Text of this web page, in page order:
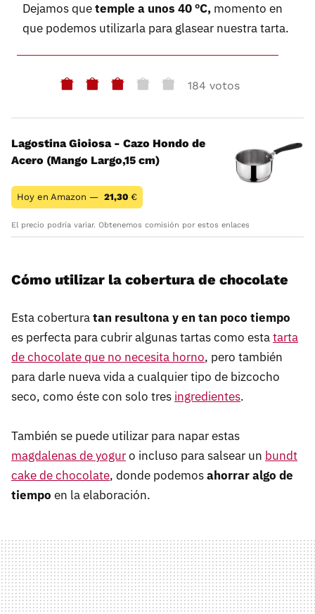
Dejamos quetemple a unos 40 ºC, momento en
que podemos utilizarla para glasear nuestra tarta.
184 votos
Lagostina Gioiosa - Cazo Hondo de
Acero (Mango Largo,15 cm)
Hoy en Amazon — 21,30 €
El precio podría variar. Obtenemos comisión por estos enlaces
Cómo utilizar la cobertura de chocolate
Esta coberturatan resultona y en tan poco tiempo
es perfecta para cubrir algunas tartas como estatarta
de chocolate que no necesita horno, pero también
para darle nueva vida a cualquier tipo de bizcocho
seco, como éste con solo tres ingredientes.
También se puede utilizar para napar estas
magdalenas de yoguro incluso para salsear un bundt
cake de chocolate, donde podemosahorrar algo de
tiempo en la elaboración.